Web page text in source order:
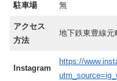
駐車場 無
アクセス
方法
地下鉄東豊線元
Instagram
https://